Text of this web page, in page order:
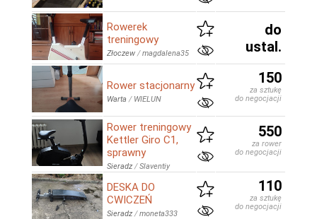
Rowerek
treningowy
Złoczew /magdalena35
do
ustal.
Rower stacjonarny
Warta / WIELUN
150
za sztukę
do negocjacji
Rower treningowy
Kettler Giro C1,
sprawny
Sieradz /Slaventiy
550
za rower
do negocjacji
DESKA DO
CWICZEŃ
Sieradz /moneta333
110
za sztukę
do negocjacji